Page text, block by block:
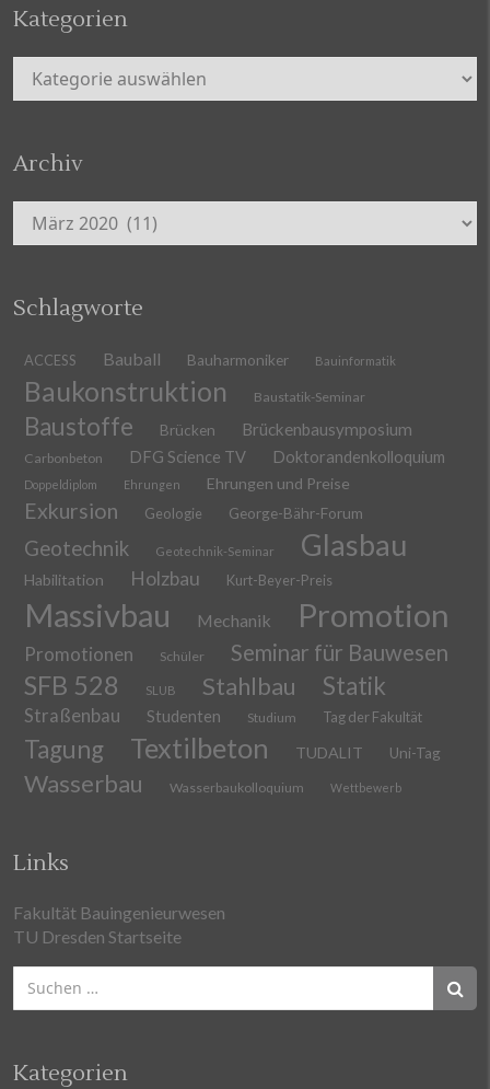
Kategorien
Kategorien
Archiv
Archiv
Schlagworte
ACCESS Bauball Bauharmoniker Bauinformatik
Baukonstruktion Baustatik-Seminar
Baustoffe Brücken Brückenbausymposium
Carbonbeton DFG Science TV Doktorandenkolloquium
Doppeldiplom Ehrungen Ehrungen und Preise
Exkursion Geologie George-Bähr-Forum
Geotechnik Geotechnik-Seminar Glasbau
Habilitation Holzbau Kurt-Beyer-Preis
Massivbau Mechanik Promotion
Promotionen Schüler Seminar für Bauwesen
SFB 528 SLUB Stahlbau Statik
Straßenbau Studenten Studium Tag der Fakultät
Tagung Textilbeton TUDALIT Uni-Tag
Wasserbau Wasserbaukolloquium Wettbewerb
Links
Fakultät Bauingenieurwesen
TU Dresden Startseite
nach:
Kategorien